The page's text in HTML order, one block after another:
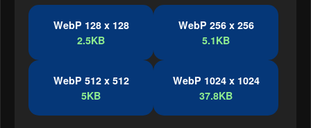
WebP 128 x 128
2.5KB
WebP 256 x 256
5.1KB
WebP 512 x 512
5KB
WebP 1024 x 1024
37.8KB